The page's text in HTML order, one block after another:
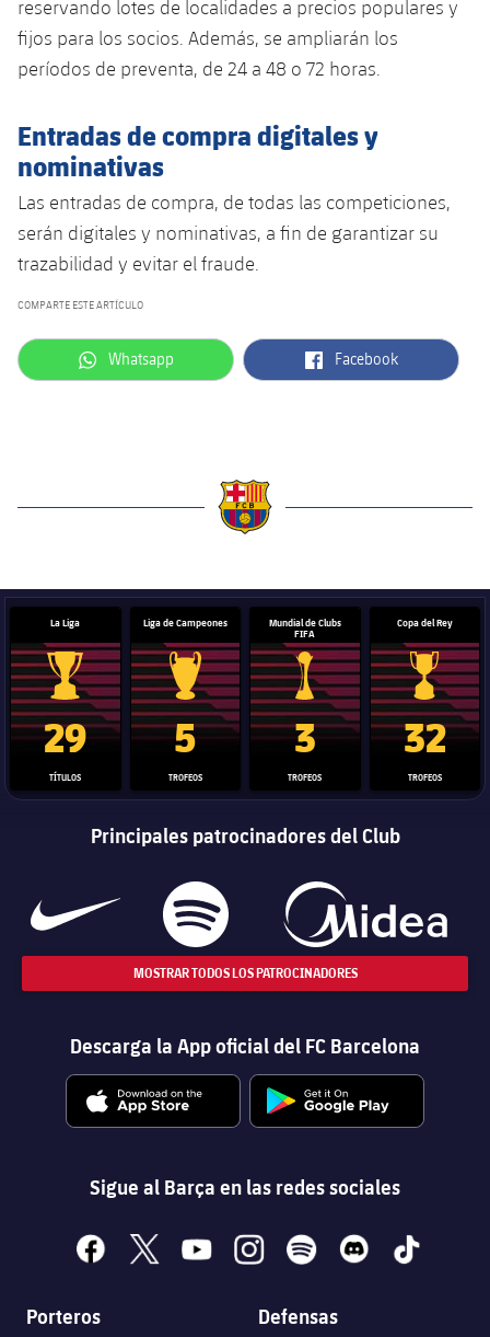
reservando lotes de localidades a precios populares y
fijos para los socios. Además, se ampliarán los
períodos de preventa, de 24 a 48 o 72 horas.
Entradas de compra digitales y
nominativas
Las entradas de compra, de todas las competiciones,
serán digitales y nominativas, a fin de garantizar su
trazabilidad y evitar el fraude.
COMPARTE ESTE ARTÍCULO
label.aria.whatsapp
Whatsapp label.aria.facebook
Facebook
La Liga
Trofeo de La Liga
29
TÍTULOS
Liga de Campeones
Trofeo de la Liga de Campeones
5
TROFEOS
Mundial de Clubs
FIFA
Trofeo del Mundial de
3
TROFEOS
Copa del Rey
Copa del
32
TROFEOS
Principales patrocinadores del Club
MOSTRAR TODOS LOS PATROCINADORES
Descarga la App oficial del FC Barcelona
Sigue al Barça en las redes sociales
facebook
x youtubeinstagramspotify discord tiktok
Porteros Defensas